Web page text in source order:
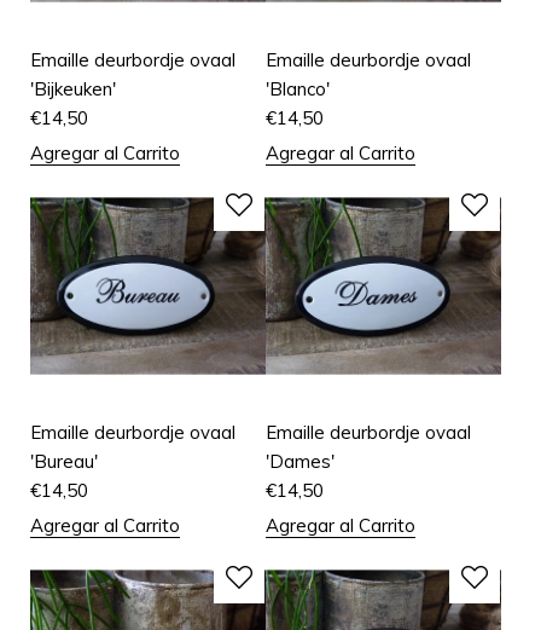
Emaille deurbordje ovaal
'Bijkeuken'
€14,50
Agregar al Carrito
Emaille deurbordje ovaal
'Blanco'
€14,50
Agregar al Carrito
Emaille deurbordje ovaal
'Bureau'
€14,50
Agregar al Carrito
Emaille deurbordje ovaal
'Dames'
€14,50
Agregar al Carrito